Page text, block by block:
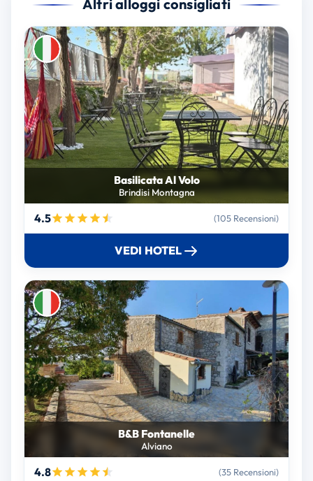
Altri alloggi consigliati
Basilicata Al Volo
Brindisi Montagna
4.5 (105 Recensioni)
VEDI HOTEL
B&B Fontanelle
Alviano
4.8 (35 Recensioni)